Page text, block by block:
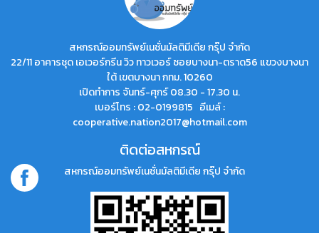
สหกรณ์ออมทรัพย์เนชั่นมัลติมีเดีย กรุ๊ป จำกัด
22/11 อาคารชุด เอเวอร์กรีน วิว ทาวเวอร์ ซอยบางนา-ตราด56 แขวงบางนา
ใต้ เขตบางนา กทม. 10260
เปิดทำการ จันทร์-ศุกร์ 08.30 - 17.30 น.
เบอร์โทร : 02-0199815 อีเมล์ :
cooperative.nation2017@hotmail.com
ติดต่อสหกรณ์
สหกรณ์ออมทรัพย์เนชั่นมัลติมีเดีย กรุ๊ป จำกัด